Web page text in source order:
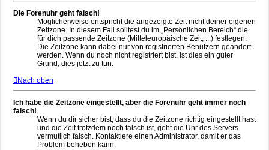
Die Forenuhr geht falsch!
Möglicherweise entspricht die angezeigte Zeit nicht deiner eigenen
Zeitzone. In diesem Fall solltest du im „Persönlichen Bereich“ die
für dich passende Zeitzone (Mitteleuropäische Zeit, ...) festlegen.
Die Zeitzone kann dabei nur von registrierten Benutzern geändert
werden. Wenn du noch nicht registriert bist, ist dies ein guter
Grund, dies jetzt zu tun.
Nach oben
Ich habe die Zeitzone eingestellt, aber die Forenuhr geht immer noch
falsch!
Wenn du dir sicher bist, dass du die Zeitzone richtig eingestellt hast
und die Zeit trotzdem noch falsch ist, geht die Uhr des Servers
vermutlich falsch. Kontaktiere einen Administrator, damit er das
Problem beheben kann.